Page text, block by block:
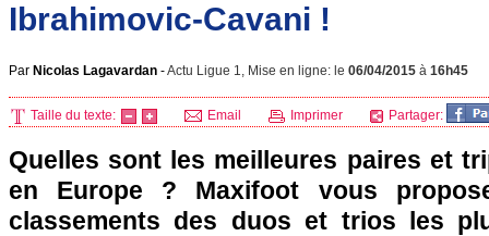
Ibrahimovic-Cavani !
Par Nicolas Lagavardan -Actu Ligue 1, Mise en ligne: le 06/04/2015 à 16h45
Taille du texte: Email Imprimer Partager:
Quelles sont les meilleures paires et
en Europe ? Maxifoot vous
classements des duos et trios les